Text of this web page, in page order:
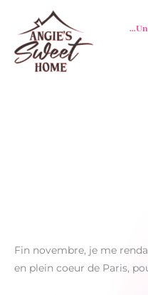
contenu
Fin novembre, je me
en plein coeur de Paris,